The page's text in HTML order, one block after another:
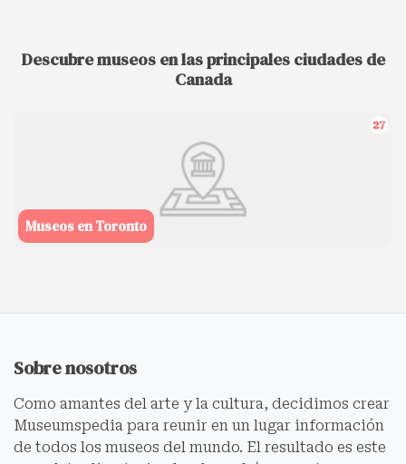
Descubre museos en las principales ciudades de
Canada
27
Museos en Toronto
Sobre nosotros
Como amantes del arte y la cultura, decidimos crear
Museumspedia para reunir en un lugar información
de todos los museos del mundo. El resultado es este